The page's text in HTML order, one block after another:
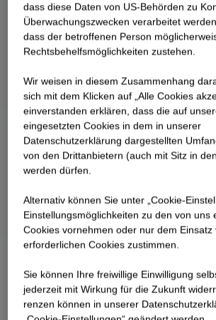
dass diese Daten von US-Behörden zu
Überwachungszwecken verarbeitet
dass der betroffenen Person
Rechtsbehelfsmöglichkeiten zustehen.
Wir weisen in diesem Zusammenhang
sich mit dem Klicken auf „Alle Cookies
ein­ver­standen erklären, dass die auf
eingesetzten Cookies in dem in unserer
Datenschutzerklärung dargestellten
von den Drittanbietern (auch mit Sitz in
werden dürfen.
Alternativ können Sie unter „Cookie-
Einstellungsmöglichkeiten zu den von uns
Cookies vornehmen oder nur dem Einsatz
erforderlichen Cookies zustimmen.
Sie können Ihre freiwillige Einwilligung
jederzeit mit Wirkung für die Zukunft
renzen können in unserer